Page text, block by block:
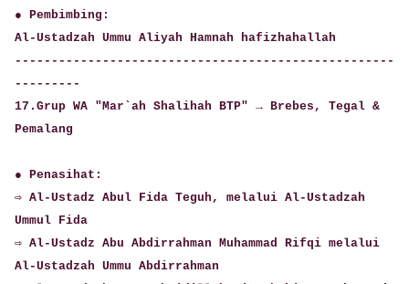
● Pembimbing:
Al-Ustadzah Ummu Aliyah Hamnah hafizhahallah
----------------------------------------------------
---------
17.Grup WA "Mar`ah Shalihah BTP" → Brebes, Tegal &
Pemalang
● Penasihat:
⇨ Al-Ustadz Abul Fida Teguh, melalui Al-Ustadzah
Ummul Fida
⇨ Al-Ustadz Abu Abdirrahman Muhammad Rifqi melalui
Al-Ustadzah Ummu Abdirrahman